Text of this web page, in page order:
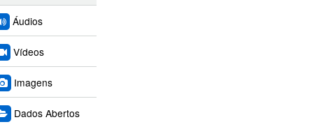
Áudios
Vídeos
Imagens
Dados Abertos